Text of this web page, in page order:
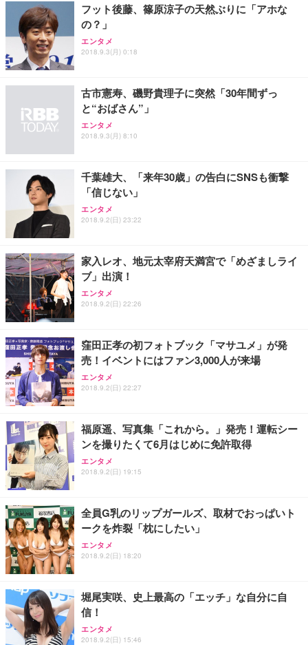
フット後藤、篠原涼子の天然ぶりに「アホな
の？」
エンタメ
2018.9.3(月) 0:18
古市憲寿、磯野貴理子に突然「30年間ずっ
と“おばさん”」
エンタメ
2018.9.3(月) 8:10
千葉雄大、「来年30歳」の告白にSNSも衝撃
「信じない」
エンタメ
2018.9.2(日) 23:22
家入レオ、地元太宰府天満宮で「めざましライ
ブ」出演！
エンタメ
2018.9.2(日) 22:26
窪田正孝の初フォトブック「マサユメ」が発
売！イベントにはファン3,000人が来場
エンタメ
2018.9.2(日) 22:27
福原遥、写真集「これから。」発売！運転シー
ンを撮りたくて6月はじめに免許取得
エンタメ
2018.9.2(日) 19:15
全員G乳のリップガールズ、取材でおっぱいト
ークを炸裂「枕にしたい」
エンタメ
2018.9.2(日) 18:20
堀尾実咲、史上最高の「エッチ」な自分に自
信！
エンタメ
2018.9.2(日) 15:46